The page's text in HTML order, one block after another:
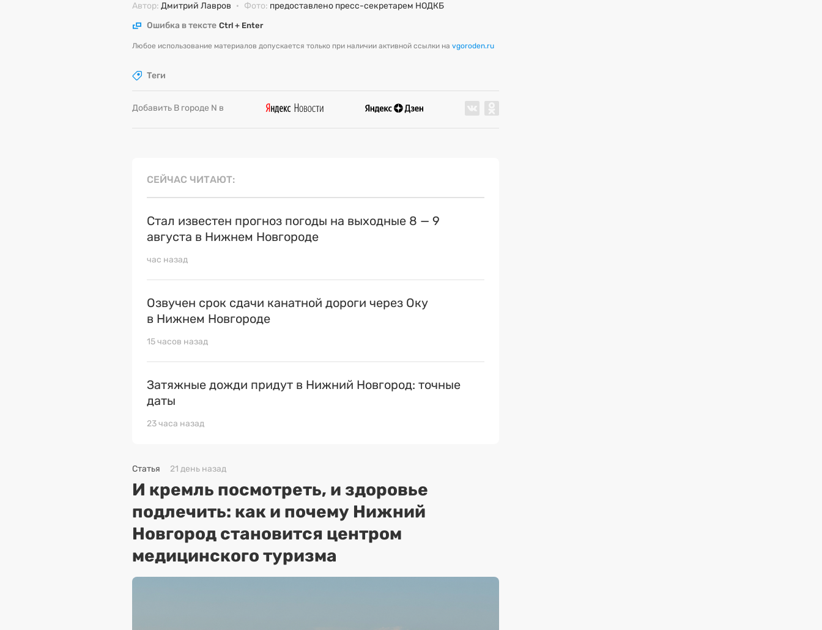
Автор: Дмитрий Лавров · Фото: предоставлено пресс-секретарем НОДКБ
Ошибка в тексте Ctrl + Enter
Любое использование материалов допускается только при наличии активной ссылки на vgoroden.ru
Теги
Добавить В городе N в
СЕЙЧАС ЧИТАЮТ
Стал известен прогноз погоды на выходные 8 — 9
августа в Нижнем Новгороде
час назад
Озвучен срок сдачи канатной дороги через Оку
в Нижнем Новгороде
15 часов назад
Затяжные дожди придут в Нижний Новгород: точные
даты
23 часа назад
Статья 21 день назад
И кремль посмотреть, и здоровье
подлечить: как и почему Нижний
Новгород становится центром
медицинского туризма